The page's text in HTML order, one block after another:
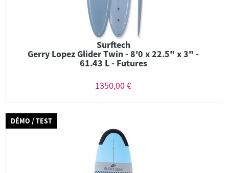
Surftech
Gerry Lopez Glider Twin - 8'0 x 22.5" x 3" -
61.43 L - Futures
1350,00 €
DÉMO / TEST